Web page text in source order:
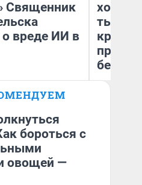
Священник
о вреде ИИ в
Дорофейчев
хотела
тысяч,
бороться с
овощей —